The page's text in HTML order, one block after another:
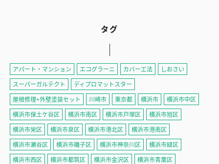
タグ
アパート・マンション エコグラーニ カバー工法
しおさい
スーパーガルテクト
ディプロマットスター
屋根修理+外壁塗装セット
川崎市 東京都 横浜市
横浜市中区
横浜市保土ケ谷区
横浜市南区 横浜市戸塚区
横浜市旭区
横浜市栄区
横浜市泉区 横浜市港北区
横浜市港南区
横浜市瀬谷区
横浜市磯子区 横浜市神奈川区
横浜市緑区
横浜市西区
横浜市都筑区 横浜市金沢区
横浜市青葉区